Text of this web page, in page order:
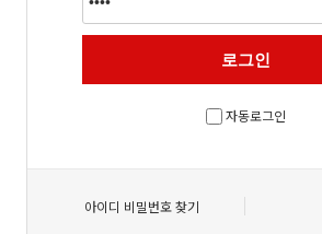
자동로그인
아이디 비밀번호 찾기